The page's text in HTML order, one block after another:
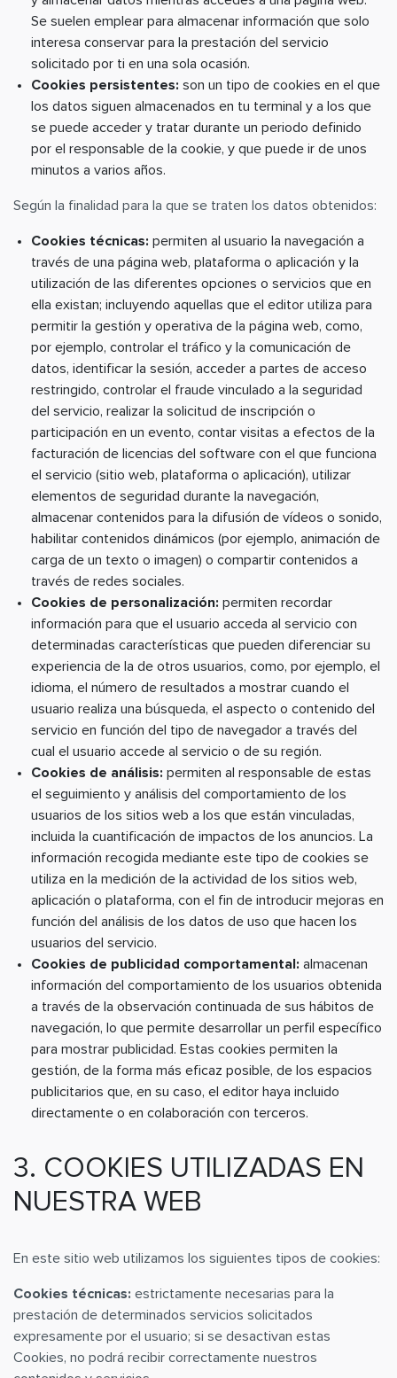
Se suelen emplear para almacenar información que solo
interesa conservar para la prestación del servicio
solicitado por ti en una sola ocasión.
Cookies persistentes: son un tipo de cookies en el que
los datos siguen almacenados en tu terminal y a los que
se puede acceder y tratar durante un periodo definido
por el responsable de la cookie, y que puede ir de unos
minutos a varios años.
Según la finalidad para la que se traten los datos obtenidos:
Cookies técnicas: permiten al usuario la navegación a
través de una página web, plataforma o aplicación y la
utilización de las diferentes opciones o servicios que en
ella existan; incluyendo aquellas que el editor utiliza para
permitir la gestión y operativa de la página web, como,
por ejemplo, controlar el tráfico y la comunicación de
datos, identificar la sesión, acceder a partes de acceso
restringido, controlar el fraude vinculado a la seguridad
del servicio, realizar la solicitud de inscripción o
participación en un evento, contar visitas a efectos de la
facturación de licencias del software con el que funciona
el servicio (sitio web, plataforma o aplicación), utilizar
elementos de seguridad durante la navegación,
almacenar contenidos para la difusión de vídeos o sonido,
habilitar contenidos dinámicos (por ejemplo, animación de
carga de un texto o imagen) o compartir contenidos a
través de redes sociales.
Cookies de personalización: permiten recordar
información para que el usuario acceda al servicio con
determinadas características que pueden diferenciar su
experiencia de la de otros usuarios, como, por ejemplo, el
idioma, el número de resultados a mostrar cuando el
usuario realiza una búsqueda, el aspecto o contenido del
servicio en función del tipo de navegador a través del
cual el usuario accede al servicio o de su región.
Cookies de análisis: permiten al responsable de estas
el seguimiento y análisis del comportamiento de los
usuarios de los sitios web a los que están vinculadas,
incluida la cuantificación de impactos de los anuncios. La
información recogida mediante este tipo de cookies se
utiliza en la medición de la actividad de los sitios web,
aplicación o plataforma, con el fin de introducir mejoras en
función del análisis de los datos de uso que hacen los
usuarios del servicio.
Cookies de publicidad comportamental: almacenan
información del comportamiento de los usuarios obtenida
a través de la observación continuada de sus hábitos de
navegación, lo que permite desarrollar un perfil específico
para mostrar publicidad. Estas cookies permiten la
gestión, de la forma más eficaz posible, de los espacios
publicitarios que, en su caso, el editor haya incluido
directamente o en colaboración con terceros.
3. COOKIES UTILIZADAS EN
NUESTRA WEB
En este sitio web utilizamos los siguientes tipos de cookies:
Cookies técnicas: estrictamente necesarias para la
prestación de determinados servicios solicitados
expresamente por el usuario; si se desactivan estas
Cookies, no podrá recibir correctamente nuestros